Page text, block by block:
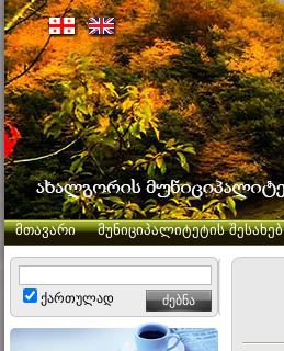
მთავარი მუნიციპალიტეტის შესახებ
ქართულად